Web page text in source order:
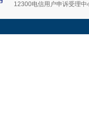
12300电信用户申诉受理中